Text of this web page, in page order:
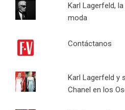
Karl Lagerfeld,
moda
Contáctanos
Karl Lagerfeld y
Chanel en los